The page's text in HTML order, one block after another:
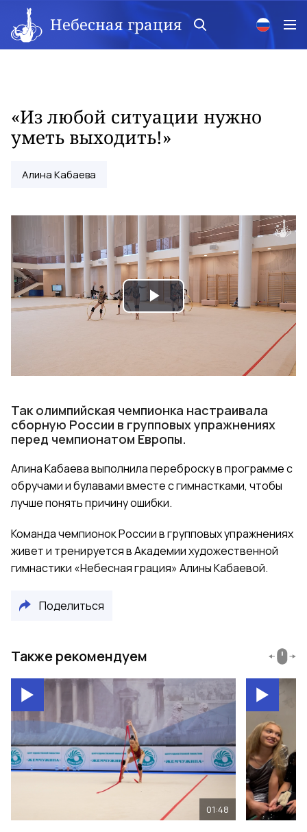
Небесная грация
«Из любой ситуации нужно
уметь выходить!»
Алина Кабаева
Play
Так олимпийская чемпионка настраивала
сборную России в групповых упражнениях
перед чемпионатом Европы.
Алина Кабаева выполнила переброску в программе с
обручами и булавами вместе с гимнастками, чтобы
лучше понять причину ошибки.
Команда чемпионок России в групповых упражнениях
живет и тренируется в Академии художественной
гимнастики «Небесная грация» Алины Кабаевой.
Поделиться
Также рекомендуем
01:48